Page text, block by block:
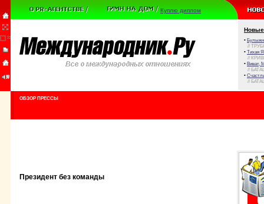
Куплю диплом
Новые
•
//
• Тихая
//
• Виват,
//
•
//
ОБЗОР ПРЕССЫ
Президент без команды